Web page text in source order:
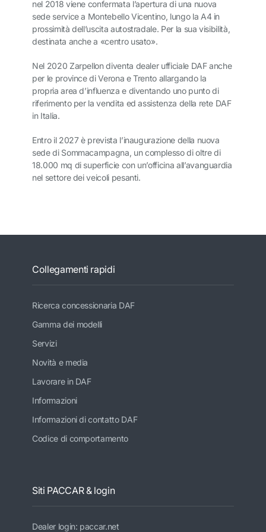
nel 2018 viene confermata l’apertura di una nuova
sede service a Montebello Vicentino, lungo la A4 in
prossimità dell’uscita autostradale. Per la sua visibilità,
destinata anche a «centro usato».
Nel 2020 Zarpellon diventa dealer ufficiale DAF anche
per le province di Verona e Trento allargando la
propria area d’influenza e diventando uno punto di
riferimento per la vendita ed assistenza della rete DAF
in Italia.
Entro il 2027 è prevista l’inaugurazione della nuova
sede di Sommacampagna, un complesso di oltre di
18.000 mq di superficie con un’officina all’avanguardia
nel settore dei veicoli pesanti.
Collegamenti rapidi
Ricerca concessionaria DAF
Gamma dei modelli
Servizi
Novità e media
Lavorare in DAF
Informazioni
Informazioni di contatto DAF
Codice di comportamento
Siti PACCAR & login
Dealer login: paccar.net